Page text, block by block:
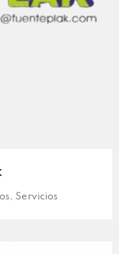
Servicios